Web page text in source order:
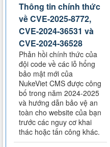
Thông tin chính thức
về CVE-2025-8772,
CVE-2024-36531 và
CVE-2024-36528
Phản hồi chính thức của
đội code về các lỗ hổng
bảo mật mới của
NukeViet CMS được công
bố trong năm 2024-2025
và hướng dẫn bảo vệ an
toàn cho website của bạn
trước các nguy cơ khai
thác hoặc tấn công khác.